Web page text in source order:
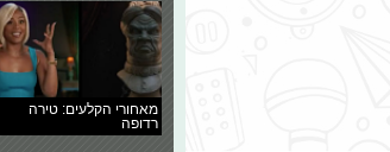
מאחורי הקלעים: טירה
רדופה